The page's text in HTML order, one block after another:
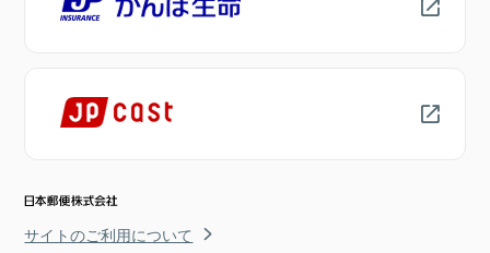
サイトのご利用について